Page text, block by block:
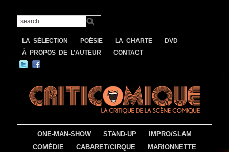
LA SÉLECTION POÉSIE LA CHARTE
DVD
À PROPOS DE L’AUTEUR
CONTACT
ONE-MAN-SHOW STAND-UP
IMPRO/SLAM
COMÉDIE
CABARET/CIRQUE
MARIONNETTE